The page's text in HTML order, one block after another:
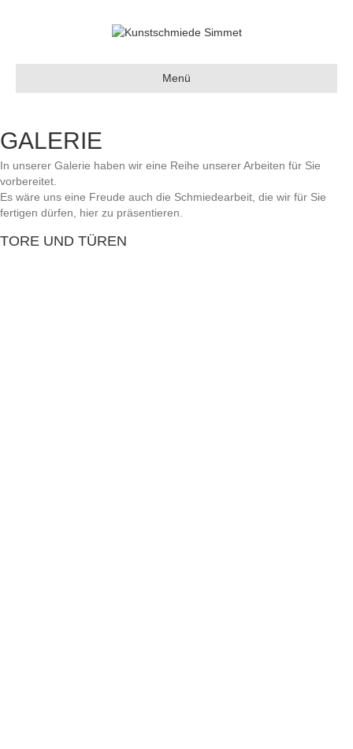
Menü
GALERIE
In unserer Galerie haben wir eine Reihe unserer Arbeiten für Sie
vorbereitet.
Es wäre uns eine Freude auch die Schmiedearbeit, die wir für Sie
fertigen dürfen, hier zu präsentieren.
TORE UND TÜREN